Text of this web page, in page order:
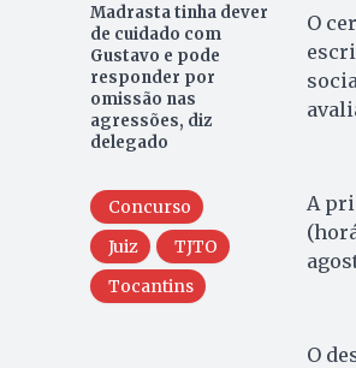
Madrasta tinha dever
de cuidado com
Gustavo e pode
responder por
omissão nas
agressões, diz
delegado
Concurso
Juiz
TJTO
Tocantins
O
A
O